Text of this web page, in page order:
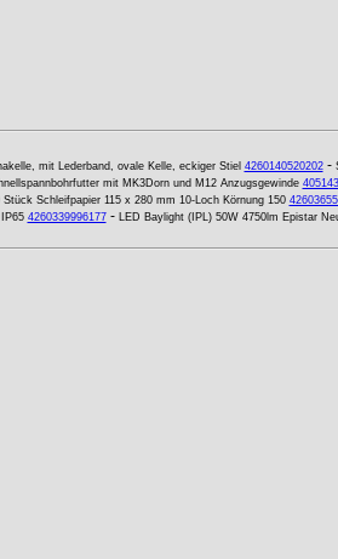
mit Lederband, ovale Kelle, eckiger Stiel 4260140520202-
mit MK3Dorn und M12 Anzugsgewinde
Stück Schleifpapier 115 x 280 mm 10-Loch Körnung 150
4260339996177- LED Baylight (IPL) 50W 4750lm Epistar